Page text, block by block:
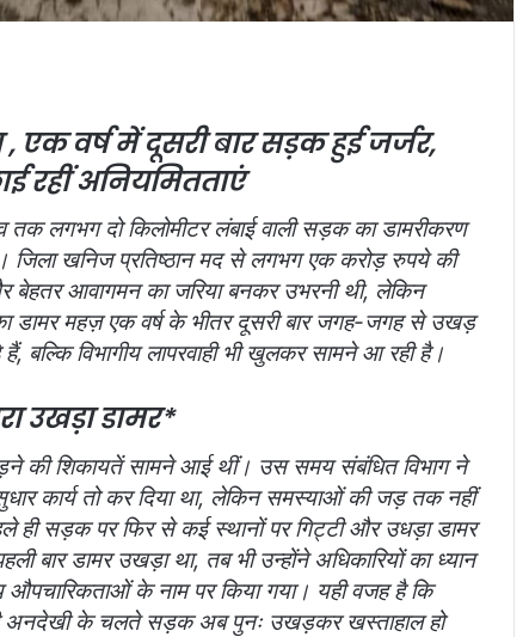
एक वर्ष में दूसरी बार सड़क हुई जर्जर,
रहीं अनियमितताएं
तक लगभग दो किलोमीटर लंबाई वाली सड़क का डामरीकरण
जिला खनिज प्रतिष्ठान मद से लगभग एक करोड़ रुपये की
बेहतर आवागमन का जरिया बनकर उभरनी थी, लेकिन
महज़ एक वर्ष के भीतर दूसरी बार जगह-जगह से उखड़
बल्कि विभागीय लापरवाही भी खुलकर सामने आ रही है।
उखड़ा डामर*
की शिकायतें सामने आई थीं। उस समय संबंधित विभाग ने
कार्य तो कर दिया था, लेकिन समस्याओं की जड़ तक नहीं
ही सड़क पर फिर से कई स्थानों पर गिट्टी और उधड़ा डामर
बार डामर उखड़ा था, तब भी उन्होंने अधिकारियों का ध्यान
औपचारिकताओं के नाम पर किया गया। यही वजह है कि
की अनदेखी के चलते सड़क अब पुनः उखड़कर खस्ताहाल हो